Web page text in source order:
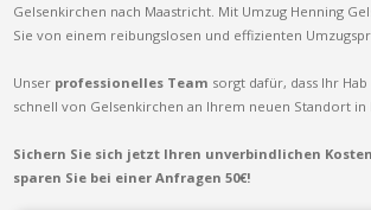
Gelsenkirchen nach Maastricht. Mit Umzug Henning
Sie von einem reibungslosen und effizienten
Unser professionelles Team sorgt dafür, dass Ihr
schnell von Gelsenkirchen an Ihrem neuen Standort in
Sichern Sie sich jetzt Ihren unverbindlichen
sparen Sie bei einer Anfragen 50€!